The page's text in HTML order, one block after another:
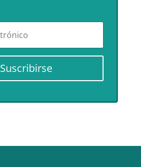
Suscribirse